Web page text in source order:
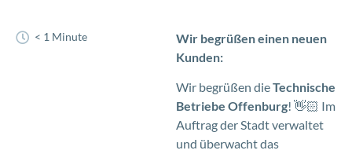
< 1 Minute
Wir begrüßen einen neuen
Kunden:
Wir begrüßen dieTechnische
Betriebe Offenburg! 👋🏻 Im
Auftrag der Stadt verwaltet
und überwacht das